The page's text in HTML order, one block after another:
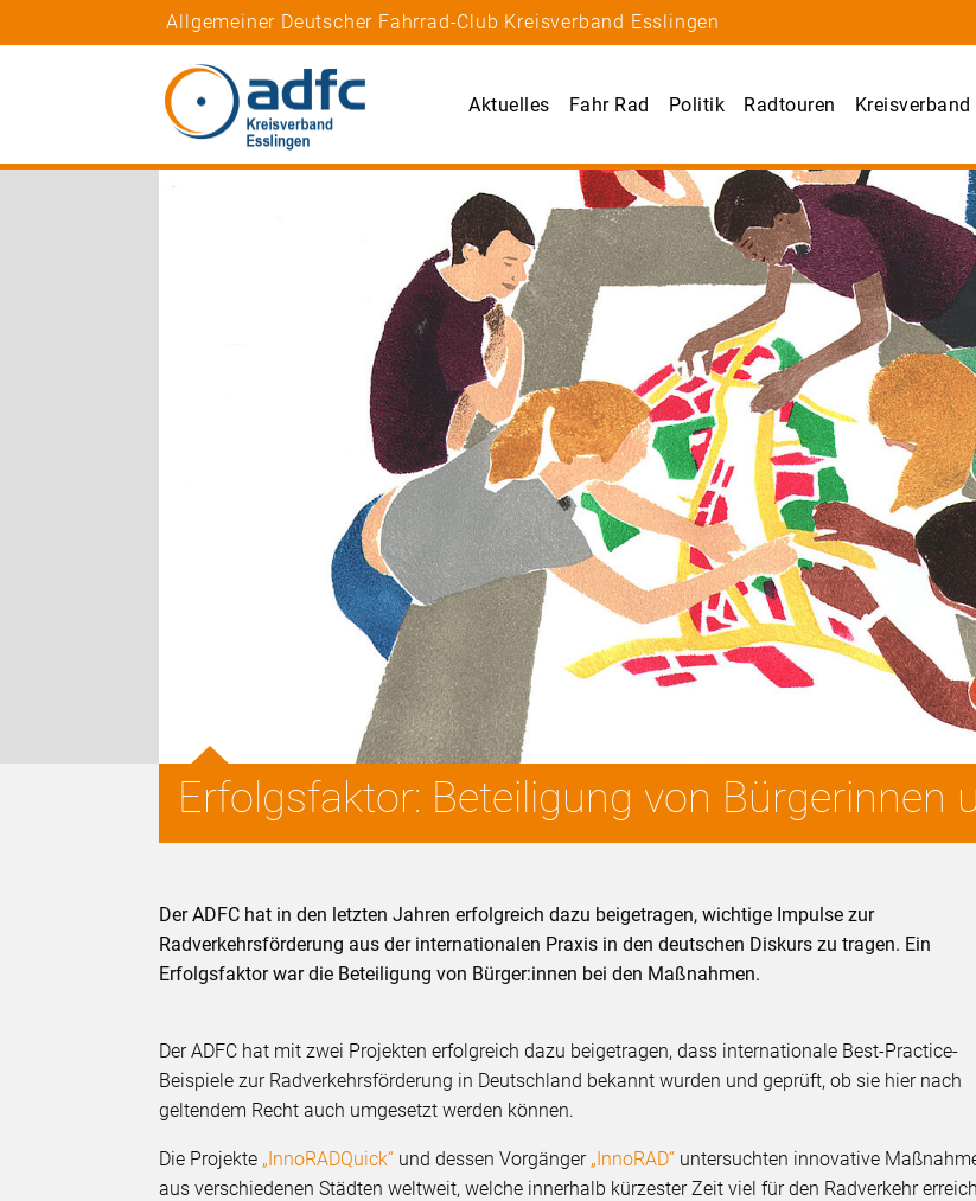
Allgemeiner Deutscher Fahrrad-Club Kreisverband Esslingen
Aktuelles Fahr Rad Politik Radtouren
Erfolgsfaktor: Beteiligung von Bürgerinnen
Der ADFC hat in den letzten Jahren erfolgreich dazu beigetragen, wichtige Impulse zur
Radverkehrsförderung aus der internationalen Praxis in den deutschen Diskurs zu tragen. Ein
Erfolgsfaktor war die Beteiligung von Bürger:innen bei den Maßnahmen.
Der ADFC hat mit zwei Projekten erfolgreich dazu beigetragen, dass internationale Best-Practice-
Beispiele zur Radverkehrsförderung in Deutschland bekannt wurden und geprüft, ob sie hier nach
geltendem Recht auch umgesetzt werden können.
Die Projekte „InnoRADQuick“ und dessen Vorgänger „InnoRAD“ untersuchten innovative
aus verschiedenen Städten weltweit, welche innerhalb kürzester Zeit viel für den Radverkehr